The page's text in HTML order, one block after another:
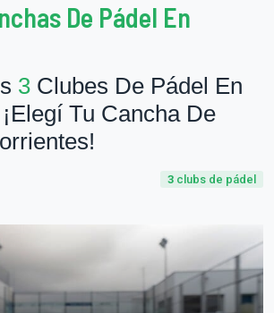
De Pádel En
3 Clubes De Pádel En
Tu Cancha De
3 clubs de pádel